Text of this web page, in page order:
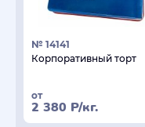
№ 14141
Корпоративный торт
от
2 380 Р/кг.